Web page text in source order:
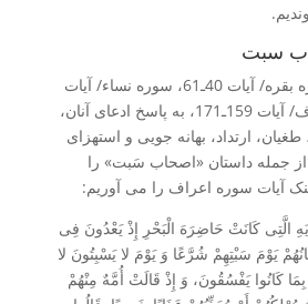
سبت
قرآن مجید که در سوره بقره/ آیات 40ـ61، سوره نساء/ آیات
153ـ162، سوره اعراف/ آیات 159ـ171، به پاسخ ادعای آنان،
ارتداد، بهانه جویی و استهزای
جمله داستان «اصحاب سَبت» را
آیات سوره اعراف را می آوریم:
الَّتِی کَانَتْ حَاضِرَهَ الْبَحْرِ إِذْ یَعْدُونَ فِی
یَوْمَ سَبْتِهِمْ شُرَّعًا وَ یَوْمَ لا یَسْبِتُونَ لا
کَانُوا یَفْسُقُونَ، وَ إِذْ قَالَتْ أُمَّهٌ مِنْهُمْ